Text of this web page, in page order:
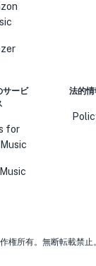
サービ
for
法的情
権所有。無断転載禁止。